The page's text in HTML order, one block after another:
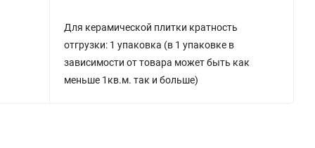
Для керамической плитки кратность
отгрузки: 1 упаковка (в 1 упаковке в
зависимости от товара может быть как
меньше 1кв.м. так и больше)